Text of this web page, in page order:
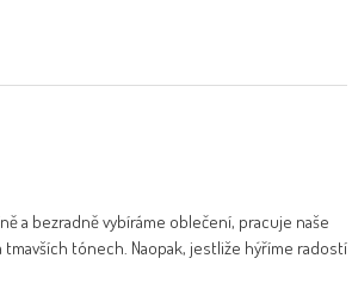
a bezradně vybíráme oblečení, pracuje naše
tónech. Naopak, jestliže hýříme radostí